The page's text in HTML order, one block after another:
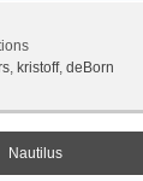
, kristoff, deBorn
Nautilus